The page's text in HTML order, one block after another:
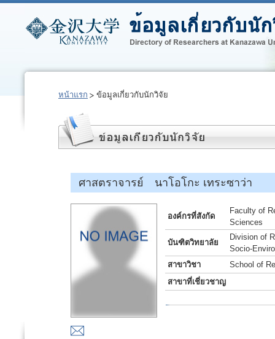
หน้าแรก ข้อมูลเกี่ยวกับนักวิจัย
ศาสตราจารย์ นาโอโกะ เทระซาว่า
องค์กรที่สังกัด
Faculty of
Sciences
บันฑิตวิทยาลัย
Division of
Socio-
สาขาวิชา
School of
สาขาที่เชี่ยวชาญ